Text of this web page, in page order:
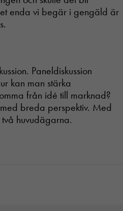
enda vi begär i gengäld är
Paneldiskussion
kan man stärka
från idé till marknad?
breda perspektiv. Med
huvudägarna.